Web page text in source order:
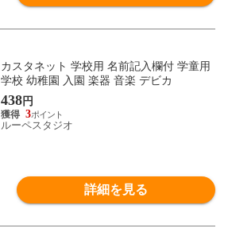
カスタネット 学校用 名前記入欄付 学童用
学校 幼稚園 入園 楽器 音楽 デビカ
438円
3
ルーペスタジオ
詳細を見る